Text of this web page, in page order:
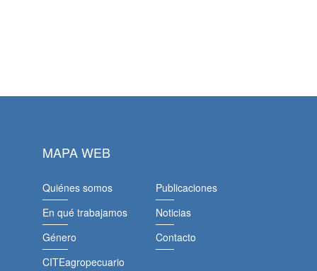
MAPA WEB
Quiénes somos
En qué trabajamos
Género
CITEagropecuario
Publicaciones
Noticias
Contacto